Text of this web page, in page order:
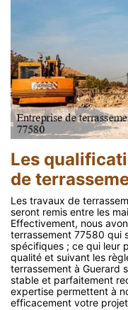
Les
de
Les travaux de
seront remis entre les
Effectivement, nous
terrassement 77580 qui
spécifiques ; ce qui leur
qualité et suivant les
terrassement à Guerard
stable et parfaitement
expertise permettent à
efficacement votre